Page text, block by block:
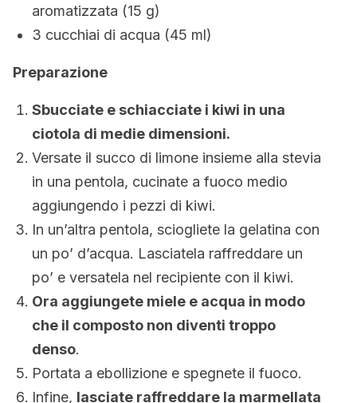
aromatizzata (15 g)
3 cucchiai di acqua (45 ml)
Preparazione
Sbucciate e schiacciate i kiwi in una
ciotola di medie dimensioni.
Versate il succo di limone insieme alla stevia
in una pentola, cucinate a fuoco medio
aggiungendo i pezzi di kiwi.
In un’altra pentola, sciogliete la gelatina con
un po’ d’acqua. Lasciatela raffreddare un
po’ e versatela nel recipiente con il kiwi.
Ora aggiungete miele e acqua in modo
che il composto non diventi troppo
denso.
Portata a ebollizione e spegnete il fuoco.
Infine, lasciate raffreddare la marmellata